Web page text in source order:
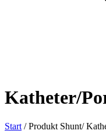
Katheter/
Start /Produkt Shunt/